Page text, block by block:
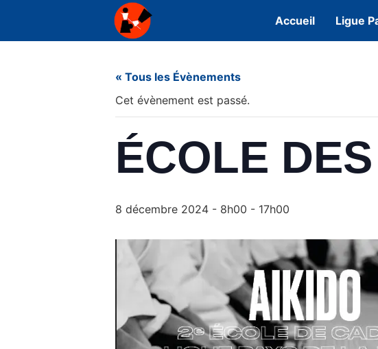
Accueil Ligue
« Tous les Évènements
Cet évènement est passé.
ÉCOLE
8 décembre 2024 - 8h00 - 17h00